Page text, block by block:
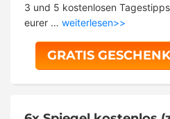
3 und 5 kostenlosen
eurer … weiterlesen>>
GRATIS